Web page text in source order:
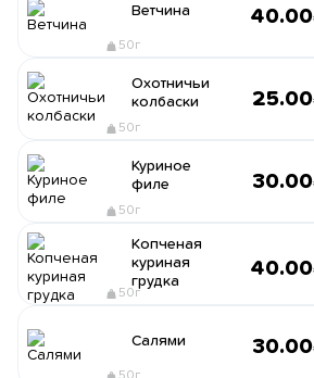
Ветчина
50г
40.00
Охотничьи
колбаски
50г
25.00
Куриное
филе
50г
30.00
Копченая
куриная
грудка
50г
40.00
Салями 30.00